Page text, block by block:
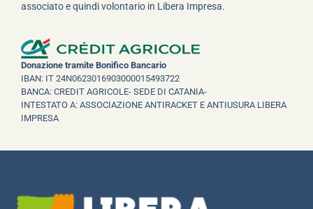
associato e quindi volontario in Libera Impresa.
Donazione tramite Bonifico Bancario
IBAN: IT 24N0623016903000015493722
BANCA: CREDIT AGRICOLE- SEDE DI CATANIA-
INTESTATO A: ASSOCIAZIONE ANTIRACKET E ANTIUSURA LIBERA
IMPRESA